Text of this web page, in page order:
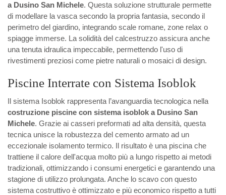
a Dusino San Michele. Questa soluzione strutturale permette
di modellare la vasca secondo la propria fantasia, secondo il
perimetro del giardino, integrando scale romane, zone relax o
spiagge immerse. La solidità del calcestruzzo assicura anche
una tenuta idraulica impeccabile, permettendo l'uso di
rivestimenti preziosi come pietre naturali o mosaici di design.
Piscine Interrate con Sistema Isoblok
Il sistema Isoblok rappresenta l’avanguardia tecnologica nella
costruzione piscine con sistema isoblok a Dusino San
Michele. Grazie ai casseri preformati ad alta densità, questa
tecnica unisce la robustezza del cemento armato ad un
eccezionale isolamento termico. Il risultato è una piscina che
trattiene il calore dell'acqua molto più a lungo rispetto ai metodi
tradizionali, ottimizzando i consumi energetici e garantendo una
stagione di utilizzo prolungata. Anche lo scavo con questo
sistema costruttivo è ottimizzato e più economico rispetto a tutti